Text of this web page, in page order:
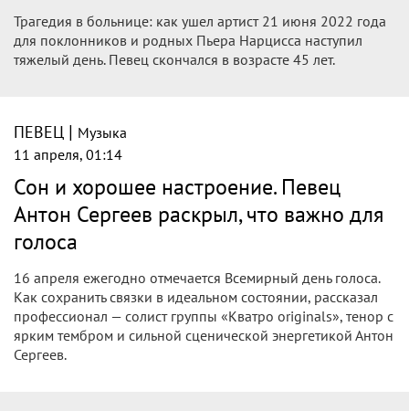
Трагедия в больнице: как ушел артист 21 июня 2022 года
для поклонников и родных Пьера Нарцисса наступил
тяжелый день. Певец скончался в возрасте 45 лет.
ПЕВЕЦ | Музыка
11 апреля, 01:14
Сон и хорошее настроение. Певец
Антон Сергеев раскрыл, что важно для
голоса
16 апреля ежегодно отмечается Всемирный день голоса.
Как сохранить связки в идеальном состоянии, рассказал
профессионал — солист группы «Кватро originals», тенор с
ярким тембром и сильной сценической энергетикой Антон
Сергеев.